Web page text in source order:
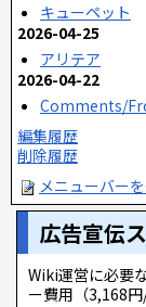
キューペット
2026-04-25
アリテア
2026-04-22
Comments/
編集履歴
削除履歴
メニューバー
広告宣伝
Wiki運営に必要
ー費用（3,168